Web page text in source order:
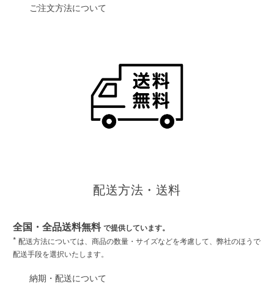
ご注文方法について
配送方法・送料
全国・全品送料無料 で提供しています。
* 配送方法については、商品の数量・サイズなどを考慮して、弊社のほうで
配送手段を選択いたします。
納期・配送について